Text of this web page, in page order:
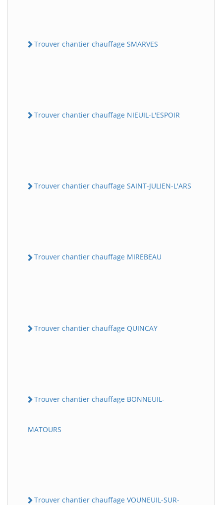
Trouver chantier chauffage SMARVES
Trouver chantier chauffage NIEUIL-L'ESPOIR
Trouver chantier chauffage SAINT-JULIEN-L'ARS
Trouver chantier chauffage MIREBEAU
Trouver chantier chauffage QUINCAY
Trouver chantier chauffage BONNEUIL-
MATOURS
Trouver chantier chauffage VOUNEUIL-SUR-